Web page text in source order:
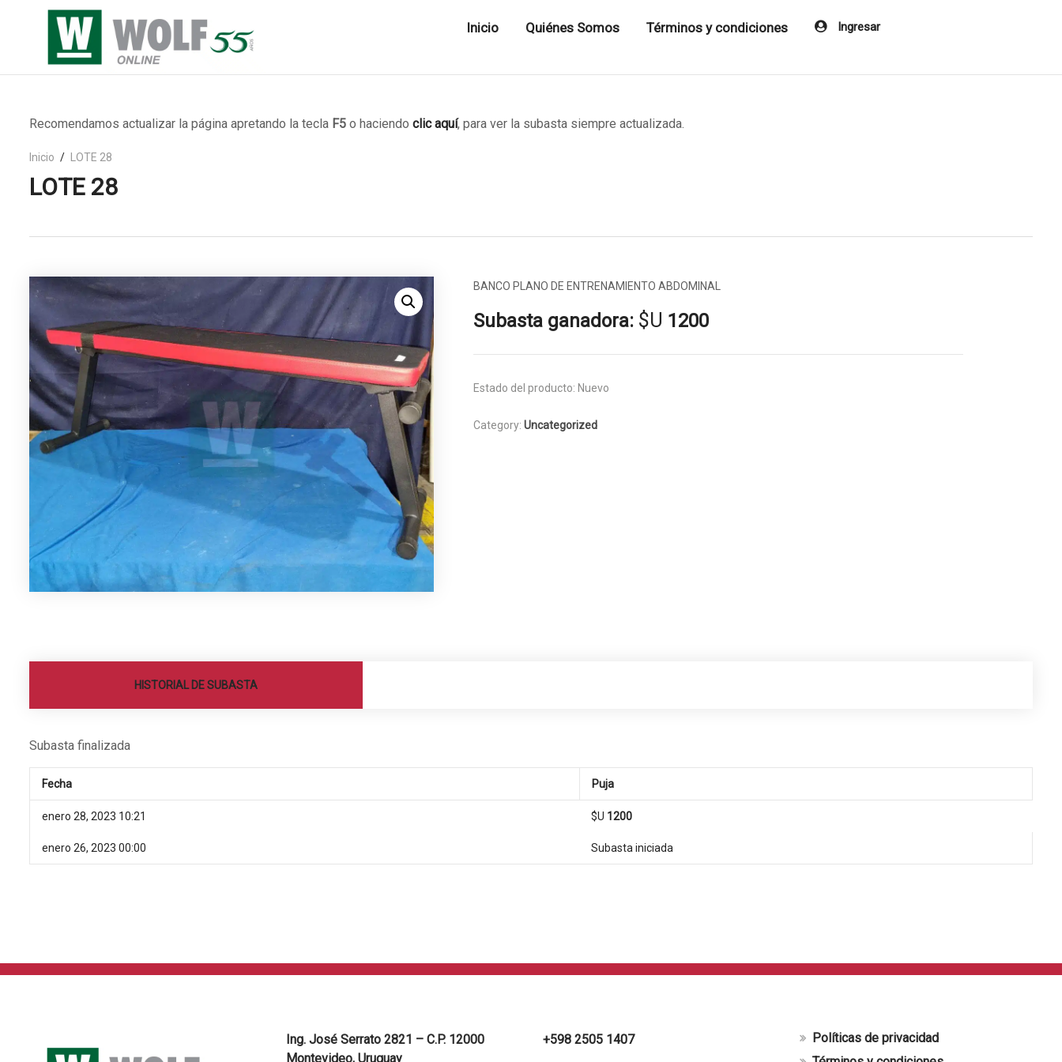
Inicio Quiénes Somos Términos y condiciones Ingresar
Recomendamos actualizar la página apretando la tecla F5 o haciendo clic aquí, para ver la subasta siempre actualizada.
Inicio LOTE 28
LOTE 28
BANCO PLANO DE ENTRENAMIENTO ABDOMINAL
Subasta ganadora:$U 1200
Estado del producto: Nuevo
Category: Uncategorized
HISTORIAL DE SUBASTA
Subasta finalizada
Fecha Puja
enero 28, 2023 10:21 $U 1200
enero 26, 2023 00:00 Subasta iniciada
Ing. José Serrato 2821 – C.P. 12000
Montevideo, Uruguay
+598 2505 1407
Políticas de privacidad